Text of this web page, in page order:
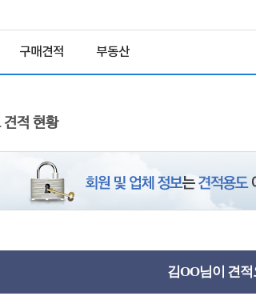
구매견적 부동산
견적 현황
김OO님이 견